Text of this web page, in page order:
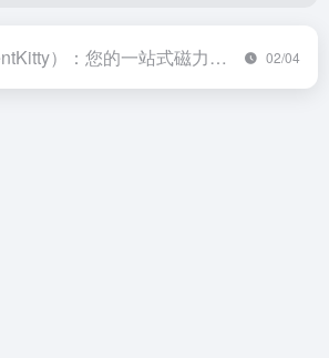
“磁力猫（TorrentKitty）：您的一站式磁力链接搜索引擎，现已盛大上线！” 02/04